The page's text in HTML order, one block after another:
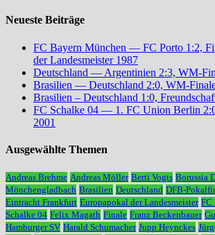
Neueste Beiträge
FC Bayern München — FC Porto 1:2,
der Landesmeister 1987
Deutschland — Argentinien 2:3, WM-
Brasilien — Deutschland 2:0, WM-
Brasilien – Deutschland 1:0,
FC Schalke 04 — 1. FC Union Berlin
2001
Ausgewählte Themen
Andreas Brehme Andreas Möller Berti Vogts Borussia
Mönchengladbach Brasilien Deutschland DFB-
Eintracht Frankfurt Europapokal der Landesmeister FC
Schalke 04 Felix Magath Finale Franz Beckenbauer
Hamburger SV Harald Schumacher Jupp Heynckes